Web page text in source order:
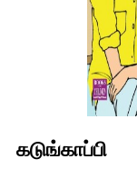
கடுங்காப்பி